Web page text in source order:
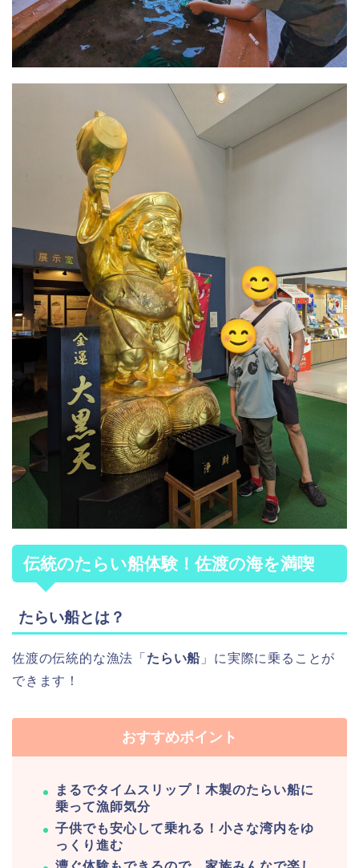
伝統のたらい船体験！佐渡の海を満喫
たらい船とは？
佐渡の伝統的な漁法「 たらい船 」に実際に乗ることが
できます！
おすすめポイント
まるでタイムスリップ！木製のたらい船に
乗って漁師気分
子供でも安心して乗れる！小さな湾内をゆ
っくり進む